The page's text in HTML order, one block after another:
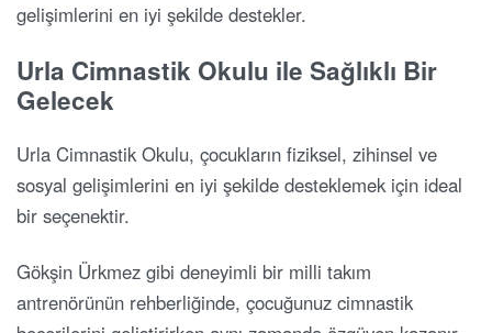
gelişimlerini en iyi şekilde destekler.
Urla Cimnastik Okulu ile Sağlıklı Bir
Gelecek
Urla Cimnastik Okulu, çocukların fiziksel, zihinsel ve
sosyal gelişimlerini en iyi şekilde desteklemek için ideal
bir seçenektir.
Gökşin Ürkmez gibi deneyimli bir milli takım
antrenörünün rehberliğinde, çocuğunuz cimnastik